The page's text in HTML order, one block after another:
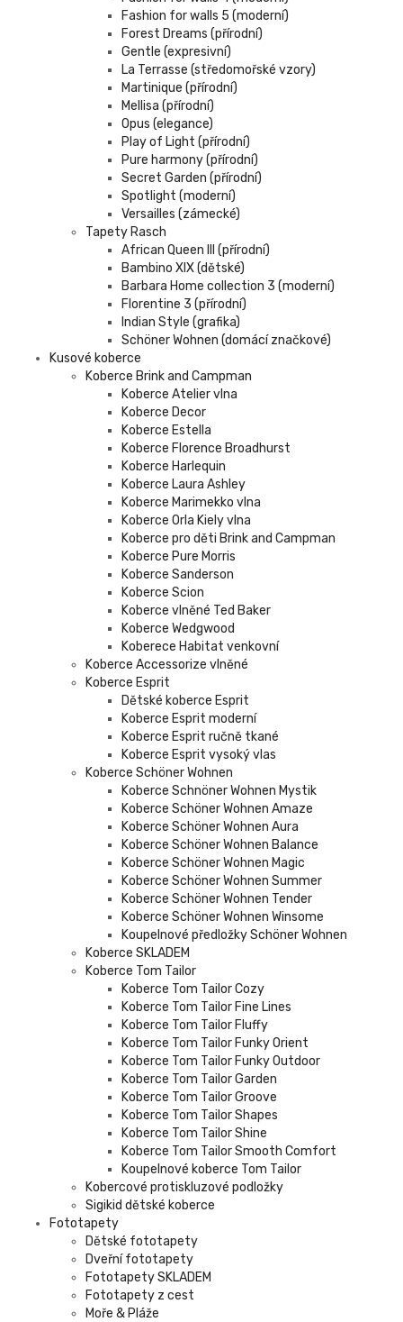
Fashion for walls 5 (moderní)
Forest Dreams (přírodní)
Gentle (expresivní)
La Terrasse (středomořské vzory)
Martinique (přírodní)
Mellisa (přírodní)
Opus (elegance)
Play of Light (přírodní)
Pure harmony (přírodní)
Secret Garden (přírodní)
Spotlight (moderní)
Versailles (zámecké)
Tapety Rasch
African Queen III (přírodní)
Bambino XIX (dětské)
Barbara Home collection 3 (moderní)
Florentine 3 (přírodní)
Indian Style (grafika)
Schöner Wohnen (domácí značkové)
Kusové koberce
Koberce Brink and Campman
Koberce Atelier vlna
Koberce Decor
Koberce Estella
Koberce Florence Broadhurst
Koberce Harlequin
Koberce Laura Ashley
Koberce Marimekko vlna
Koberce Orla Kiely vlna
Koberce pro děti Brink and Campman
Koberce Pure Morris
Koberce Sanderson
Koberce Scion
Koberce vlněné Ted Baker
Koberce Wedgwood
Koberece Habitat venkovní
Koberce Accessorize vlněné
Koberce Esprit
Dětské koberce Esprit
Koberce Esprit moderní
Koberce Esprit ručně tkané
Koberce Esprit vysoký vlas
Koberce Schöner Wohnen
Koberce Schnöner Wohnen Mystik
Koberce Schöner Wohnen Amaze
Koberce Schöner Wohnen Aura
Koberce Schöner Wohnen Balance
Koberce Schöner Wohnen Magic
Koberce Schöner Wohnen Summer
Koberce Schöner Wohnen Tender
Koberce Schöner Wohnen Winsome
Koupelnové předložky Schöner Wohnen
Koberce SKLADEM
Koberce Tom Tailor
Koberce Tom Tailor Cozy
Koberce Tom Tailor Fine Lines
Koberce Tom Tailor Fluffy
Koberce Tom Tailor Funky Orient
Koberce Tom Tailor Funky Outdoor
Koberce Tom Tailor Garden
Koberce Tom Tailor Groove
Koberce Tom Tailor Shapes
Koberce Tom Tailor Shine
Koberce Tom Tailor Smooth Comfort
Koupelnové koberce Tom Tailor
Kobercové protiskluzové podložky
Sigikid dětské koberce
Fototapety
Dětské fototapety
Dveřní fototapety
Fototapety SKLADEM
Fototapety z cest
Moře & Pláže